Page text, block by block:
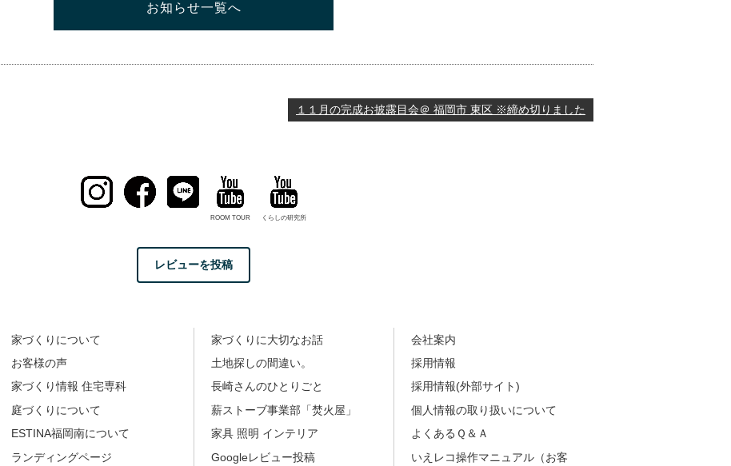
お知らせ一覧へ
１１月の完成お披露目会＠ 福岡市 東区 ※締め切りました
ROOM TOUR くらしの研究所
レビューを投稿
家づくりについて
お客様の声
家づくり情報 住宅専科
庭づくりについて
ESTINA福岡南について
ランディングページ
家づくりに大切なお話
土地探しの間違い。
長崎さんのひとりごと
薪ストーブ事業部「焚火屋」
家具 照明 インテリア
Googleレビュー投稿
会社案内
採用情報
採用情報(外部サイト)
個人情報の取り扱いについて
よくあるＱ＆Ａ
いえレコ操作マニュアル（お客